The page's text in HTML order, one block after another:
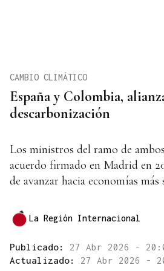
España y Colombia,
descarbonización
CAMBIO CLIMÁTICO
Los ministros del ramo de
acuerdo firmado en Madrid en
de avanzar hacia economías más
La Región Internacional
Publicado: 27 Abr 2026 -
Actualizado: 27 Abr 2026 -